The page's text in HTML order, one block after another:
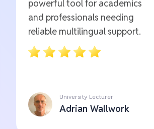
powerful tool for academics
and professionals needing
reliable multilingual support.
University Lecturer
Adrian Wallwork